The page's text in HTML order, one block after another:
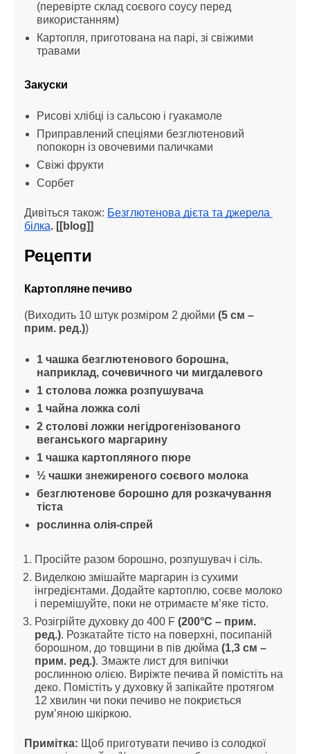
(перевірте склад соєвого соусу перед
використанням)
Картопля, приготована на парі, зі свіжими
травами
Закуски
Рисові хлібці із сальсою і гуакамоле
Приправлений спеціями безглютеновий
попокорн із овочевими паличками
Свіжі фрукти
Сорбет
Дивіться також: Безглютенова дієта та джерела
білка. [[blog]]
Рецепти
Картопляне печиво
(Виходить 10 штук розміром 2 дюйми (5 см –
прим. ред.))
1 чашка безглютенового борошна,
наприклад, сочевичного чи мигдалевого
1 столова ложка розпушувача
1 чайна ложка солі
2 столові ложки негідрогенізованого
веганського маргарину
1 чашка картопляного пюре
½ чашки знежиреного соєвого молока
безглютенове борошно для розкачування
тіста
рослинна олія-спрей
Просійте разом борошно, розпушувач і сіль.
Виделкою змішайте маргарин із сухими
інгредієнтами. Додайте картоплю, соєве молоко
і перемішуйте, поки не отримаєте м’яке тісто.
Розігрійте духовку до 400 F (200°C – прим.
ред.). Розкатайте тісто на поверхні, посипаній
борошном, до товщини в пів дюйма (1,3 см –
прим. ред.). Змажте лист для випічки
рослинною олією. Виріжте печива й помістіть на
деко. Помістіть у духовку й запікайте протягом
12 хвилин чи поки печиво не покриється
рум’яною шкіркою.
Примітка: Щоб приготувати печиво із солодкої